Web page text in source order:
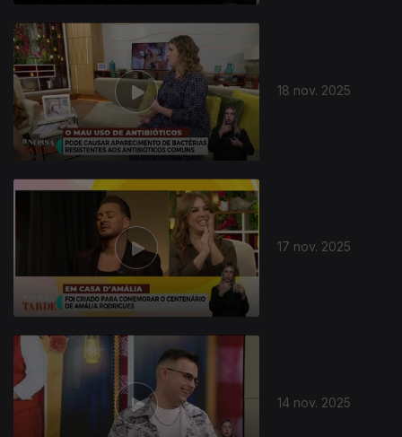
18 nov. 2025
17 nov. 2025
14 nov. 2025